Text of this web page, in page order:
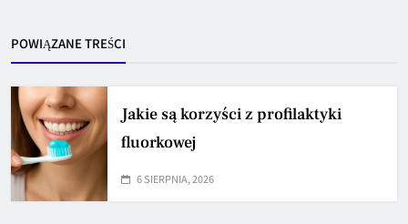
POWIĄZANE TREŚCI
Jakie są korzyści z profilaktyki
fluorkowej
6 SIERPNIA, 2026